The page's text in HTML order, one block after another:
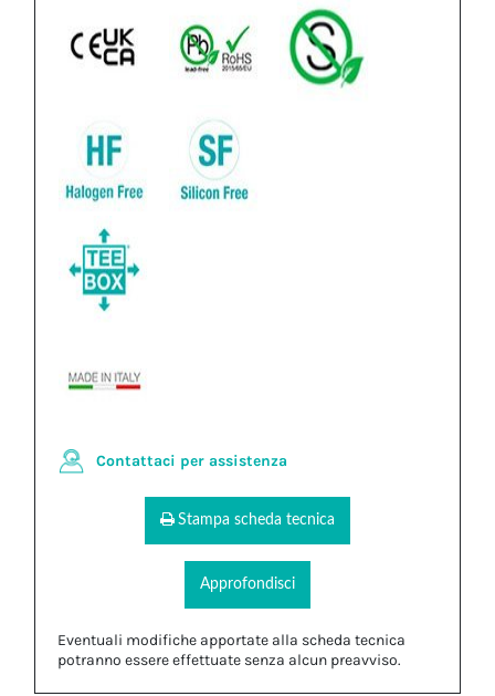
Contattaci per assistenza
Stampa scheda tecnica
Approfondisci
Eventuali modifiche apportate alla scheda tecnica
potranno essere effettuate senza alcun preavviso.